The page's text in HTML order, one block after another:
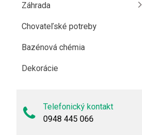
Záhrada
Chovateľské potreby
Bazénová chémia
Dekorácie
Telefonický kontakt
0948 445 066